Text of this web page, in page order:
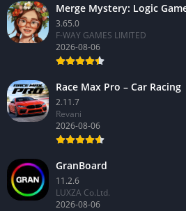
Merge Mystery: Logic
3.65.0
F-WAY GAMES LIMITED
2026-08-06
Race Max Pro – Car Racing
2.11.7
Revani
2026-08-06
GranBoard
11.2.6
LUXZA Co.Ltd.
2026-08-06